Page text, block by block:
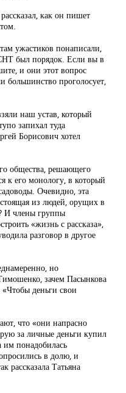
как он пишет
ужастиков понаписали,
был порядок. Если вы в
и они этот вопрос
большинство проголосует,
наш устав, который
запихал туда
Борисович хотел
общества, решающего
к его монологу, в который
Очевидно, эта
из людей, орущих в
И члены группы
«жизнь с рассказа»,
разговор в другое
но
зачем Пасынкова
«Чтобы деньги свои
что «они напрасно
за личные деньги купил
понадобилась
в долю, и
рассказала Татьяна